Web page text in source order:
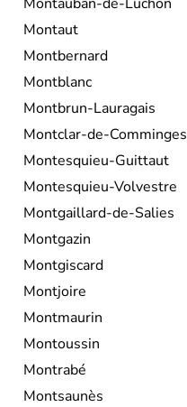
Montaut
Montbernard
Montblanc
Montbrun-Lauragais
Montclar-de-Comminges
Montesquieu-Guittaut
Montesquieu-Volvestre
Montgaillard-de-Salies
Montgazin
Montgiscard
Montjoire
Montmaurin
Montoussin
Montrabé
Montsaunès